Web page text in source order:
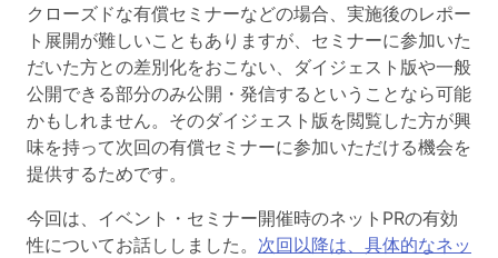
クローズドな有償セミナーなどの場合、実施後のレポー
ト展開が難しいこともありますが、セミナーに参加いた
だいた方との差別化をおこない、ダイジェスト版や一般
公開できる部分のみ公開・発信するということなら可能
かもしれません。そのダイジェスト版を閲覧した方が興
味を持って次回の有償セミナーに参加いただける機会を
提供するためです。
今回は、イベント・セミナー開催時のネットPRの有効
性についてお話ししました。 次回以降は、具体的なネッ